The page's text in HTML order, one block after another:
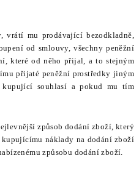
mu prodávající bezodkladně,
od smlouvy, všechny peněžní
které od něho přijal, a to stejným
přijaté peněžní prostředky jiným
souhlasí a pokud mu tím
způsob dodání zboží, který
náklady na dodání zboží
způsobu dodání zboží.